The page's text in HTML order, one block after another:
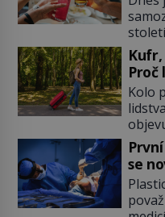
žitné
mají
který
[…]
Proč
Kolo
let
na
se